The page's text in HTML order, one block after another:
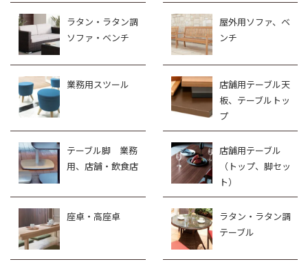
ラタン・ラタン調
ソファ・ベンチ
屋外用ソファ、ベ
ンチ
業務用スツール
店舗用テーブル天
板、テーブルトッ
プ
テーブル脚 業務
用、店舗・飲食店
店舗用テーブル
（トップ、脚セッ
ト）
座卓・高座卓
ラタン・ラタン調
テーブル